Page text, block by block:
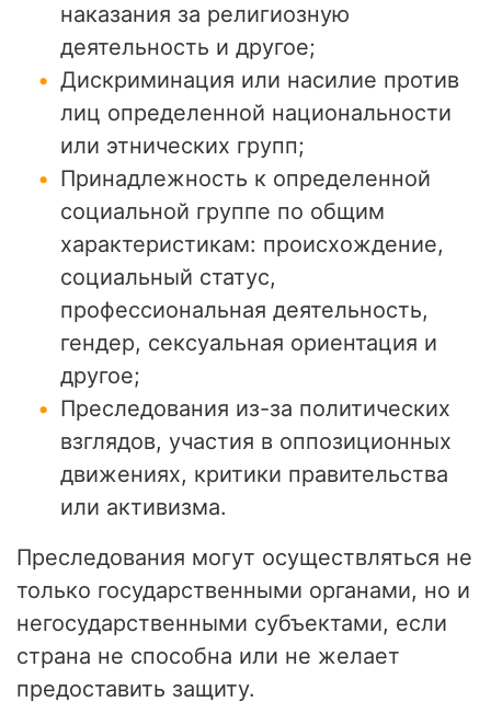
наказания за религиозную
деятельность и другое;
Дискриминация или насилие против
лиц определенной национальности
или этнических групп;
Принадлежность к определенной
социальной группе по общим
характеристикам: происхождение,
социальный статус,
профессиональная деятельность,
гендер, сексуальная ориентация и
другое;
Преследования из-за политических
взглядов, участия в оппозиционных
движениях, критики правительства
или активизма.
Преследования могут осуществляться не
только государственными органами, но и
негосударственными субъектами, если
страна не способна или не желает
предоставить защиту.